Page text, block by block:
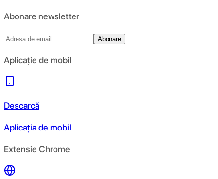
Abonare newsletter
Abonare
Aplicație de mobil
Descarcă
Aplicația de mobil
Extensie Chrome